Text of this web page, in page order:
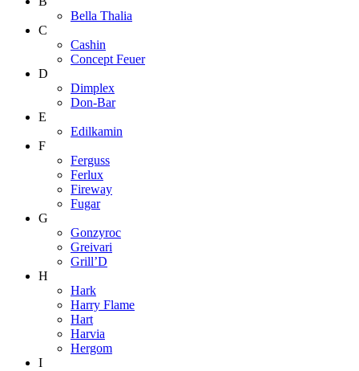
Bella Thalia
C
Cashin
Concept Feuer
D
Dimplex
Don-Bar
E
Edilkamin
F
Ferguss
Ferlux
Fireway
Fugar
G
Gonzyroc
Greivari
Grill’D
H
Hark
Harry Flame
Hart
Harvia
Hergom
I